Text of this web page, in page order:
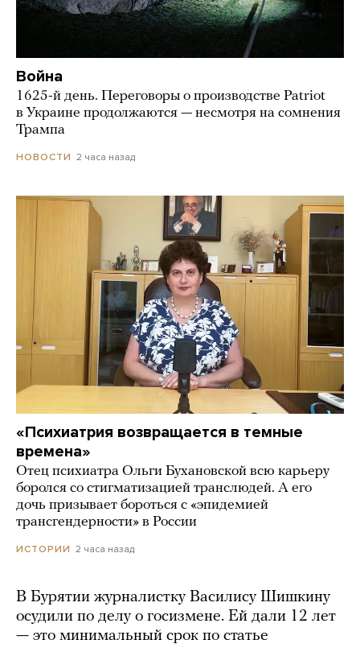
Война
1625-й день. Переговоры о производстве Patriot
в Украине продолжаются — несмотря на сомнения
Трампа
НОВОСТИ 2 часа назад
«Психиатрия возвращается в темные
времена»
Отец психиатра Ольги Бухановской всю карьеру
боролся со стигматизацией транслюдей. А его
дочь призывает бороться с «эпидемией
трансгендерности» в России
ИСТОРИИ 2 часа назад
В Бурятии журналистку Василису Шишкину
осудили по делу о госизмене. Ей дали 12 лет
— это минимальный срок по статье